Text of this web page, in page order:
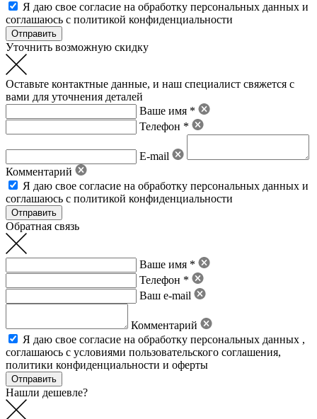
Я даю свое согласие на обработку персональных данных и
соглашаюсь с политикой конфиденциальности
Уточнить возможную скидку
Оставьте контактные данные, и наш специалист свяжется с
вами для уточнения деталей
Ваше имя *
Телефон *
E-mail
Комментарий
Я даю свое согласие на обработку персональных данных и
соглашаюсь с политикой конфиденциальности
Обратная связь
Ваше имя *
Телефон *
Ваш e-mail
Комментарий
Я даю свое согласие на обработку персональных данных ,
соглашаюсь с условиями пользовательского соглашения,
политики конфиденциальности и оферты
Нашли дешевле?